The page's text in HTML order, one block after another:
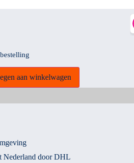
aan winkelwagen
Nederland door DHL